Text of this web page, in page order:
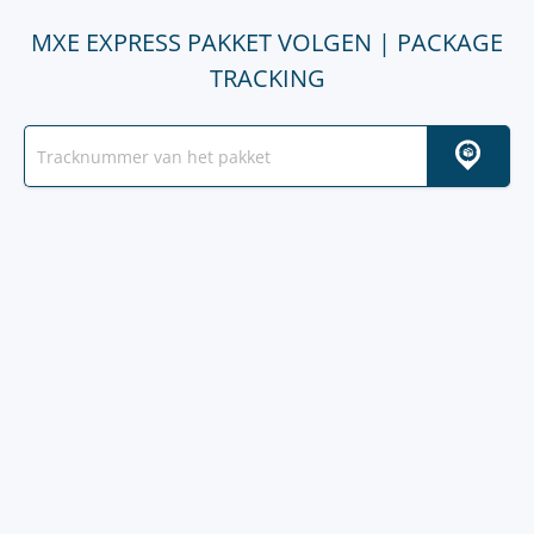
MXE EXPRESS PAKKET VOLGEN | PACKAGE
TRACKING